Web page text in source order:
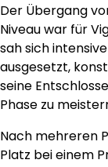
Der Übergang
Niveau war für
sah sich
ausgesetzt,
seine
Phase zu
Nach mehreren
Platz bei einem